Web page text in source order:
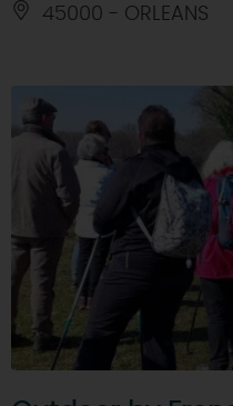
45000 - ORLEANS